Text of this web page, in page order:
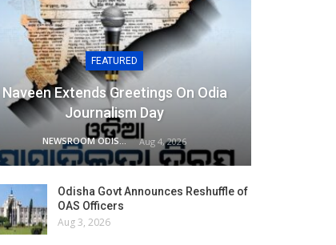
FEATURED
Naveen Extends Greetings On Odia
Journalism Day
NEWSROOM ODISHA NETWORK Aug 4, 2026
Odisha Govt Announces Reshuffle of
OAS Officers
Aug 3, 2026